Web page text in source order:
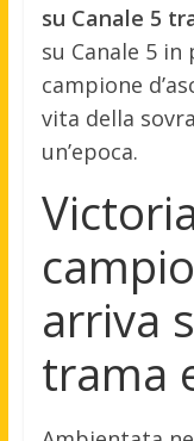
su Canale 5
su Canale 5
campione
vita della
un’epoca.
arriva
trama